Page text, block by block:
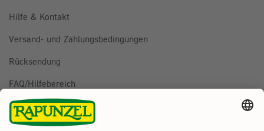
Hilfe & Kontakt
Versand- und Zahlungsbedingungen
Rücksendung
FAQ/Hilfebereich
BESTELLUNG WIDERRUFEN